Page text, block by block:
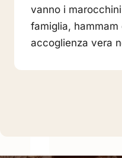
vanno i
famiglia,
accoglienza vera